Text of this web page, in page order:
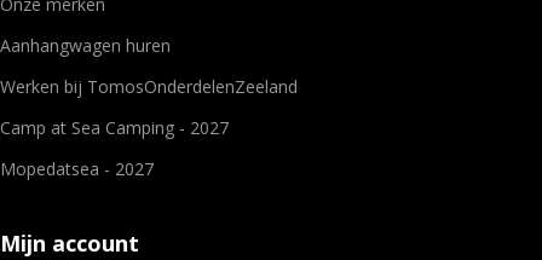
Aanhangwagen huren
Werken bij TomosOnderdelenZeeland
Camp at Sea Camping - 2027
Mopedatsea - 2027
Mijn account